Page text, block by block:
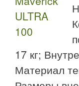
17 кг;
Материал